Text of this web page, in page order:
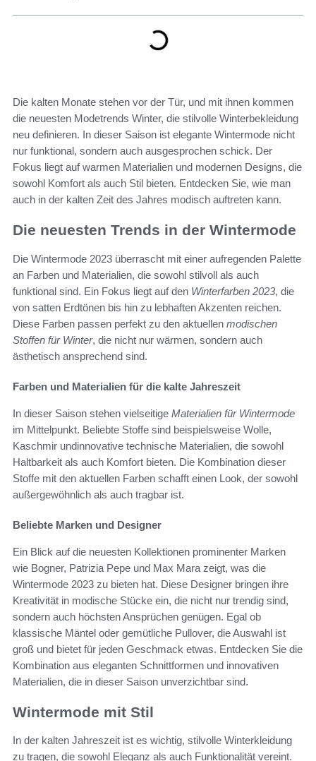
Die kalten Monate stehen vor der Tür, und mit ihnen kommen
die neuesten Modetrends Winter, die stilvolle Winterbekleidung
neu definieren. In dieser Saison ist elegante Wintermode nicht
nur funktional, sondern auch ausgesprochen schick. Der
Fokus liegt auf warmen Materialien und modernen Designs, die
sowohl Komfort als auch Stil bieten. Entdecken Sie, wie man
auch in der kalten Zeit des Jahres modisch auftreten kann.
Die neuesten Trends in der Wintermode
Die Wintermode 2023 überrascht mit einer aufregenden Palette
an Farben und Materialien, die sowohl stilvoll als auch
funktional sind. Ein Fokus liegt auf den Winterfarben 2023, die
von satten Erdtönen bis hin zu lebhaften Akzenten reichen.
Diese Farben passen perfekt zu den aktuellen modischen
Stoffen für Winter, die nicht nur wärmen, sondern auch
ästhetisch ansprechend sind.
Farben und Materialien für die kalte Jahreszeit
In dieser Saison stehen vielseitige Materialien für Wintermode
im Mittelpunkt. Beliebte Stoffe sind beispielsweise Wolle,
Kaschmir undinnovative technische Materialien, die sowohl
Haltbarkeit als auch Komfort bieten. Die Kombination dieser
Stoffe mit den aktuellen Farben schafft einen Look, der sowohl
außergewöhnlich als auch tragbar ist.
Beliebte Marken und Designer
Ein Blick auf die neuesten Kollektionen prominenter Marken
wie Bogner, Patrizia Pepe und Max Mara zeigt, was die
Wintermode 2023 zu bieten hat. Diese Designer bringen ihre
Kreativität in modische Stücke ein, die nicht nur trendig sind,
sondern auch höchsten Ansprüchen genügen. Egal ob
klassische Mäntel oder gemütliche Pullover, die Auswahl ist
groß und bietet für jeden Geschmack etwas. Entdecken Sie die
Kombination aus eleganten Schnittformen und innovativen
Materialien, die in dieser Saison unverzichtbar sind.
Wintermode mit Stil
In der kalten Jahreszeit ist es wichtig, stilvolle Winterkleidung
zu tragen, die sowohl Eleganz als auch Funktionalität vereint.